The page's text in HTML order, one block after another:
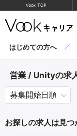
Vook TOP
はじめての方へ
営業 / Unityの求
お探しの求人は見つ